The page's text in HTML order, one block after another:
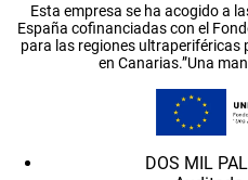
Esta empresa se ha acogido a
España cofinanciadas con el
para las regiones
en Canarias.”Una
DOS MIL